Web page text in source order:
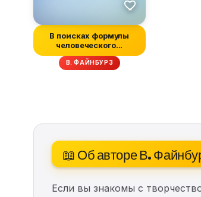
В поисках формулы
человеческого...
В. ФАЙНБУРЗ
📖 Об авторе В.
Если вы знакомы с